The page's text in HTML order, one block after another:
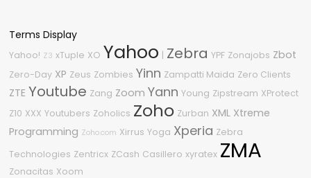
Terms Display
Yahoo! Z3 xTuple XO Yahoo | Zebra YPF Zonajobs Zbot
Zero-Day XP Zeus Zombies Yinn Zampatti Maida Zero Clients
ZTE Youtube Zang Zoom Yann Young Zipstream XProtect
Z10 XXX Youtubers Zoholics Zoho Zurban XML Xtreme
Programming Zoho.com Xirrus Yoga Xperia Zebra
Technologies Zentricx ZCash Casillero xyratex ZMA
Zonacitas Xoom